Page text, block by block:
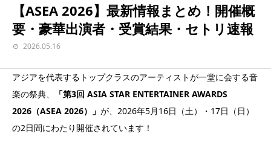
【ASEA 2026】最新情報まとめ！開催概
要・豪華出演者・受賞結果・セトリ速報
2026.05.16
アジアを代表するトップクラスのアーティストが一堂に会する音
楽の祭典、
「第3回 ASIA STAR ENTERTAINER AWARDS
2026（ASEA 2026）」 が、2026年5月16日（土）・17日（日）
の2日間にわたり開催されています！